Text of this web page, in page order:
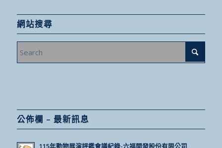
網站搜尋
公佈欄 – 最新訊息
115年動物展演評鑑會議紀錄-六福開發股份有限公司